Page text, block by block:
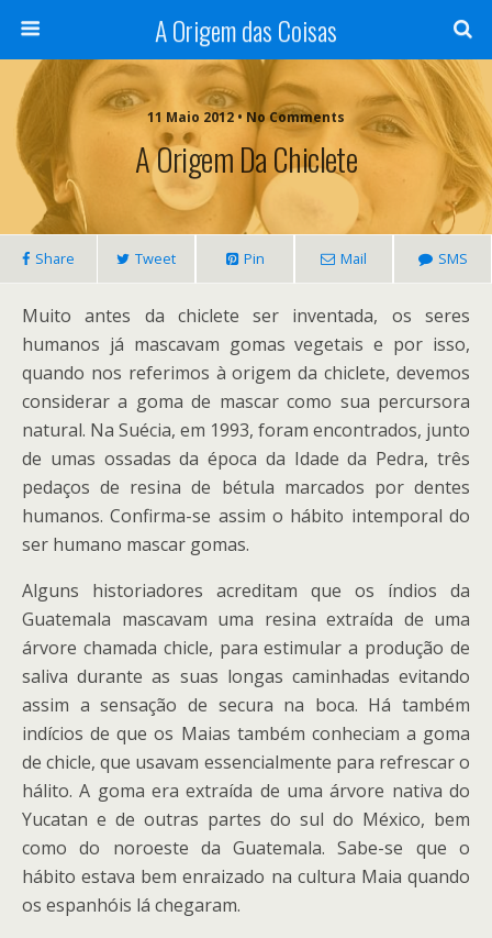
A Origem das Coisas
11 Maio 2012 • No Comments
A Origem Da Chiclete
Share Tweet Pin Mail SMS
Muito antes da chiclete ser inventada, os seres
humanos já mascavam gomas vegetais e por isso,
quando nos referimos à origem da chiclete, devemos
considerar a goma de mascar como sua percursora
natural. Na Suécia, em 1993, foram encontrados, junto
de umas ossadas da época da Idade da Pedra, três
pedaços de resina de bétula marcados por dentes
humanos. Confirma-se assim o hábito intemporal do
ser humano mascar gomas.
Alguns historiadores acreditam que os índios da
Guatemala mascavam uma resina extraída de uma
árvore chamada chicle, para estimular a produção de
saliva durante as suas longas caminhadas evitando
assim a sensação de secura na boca. Há também
indícios de que os Maias também conheciam a goma
de chicle, que usavam essencialmente para refrescar o
hálito. A goma era extraída de uma árvore nativa do
Yucatan e de outras partes do sul do México, bem
como do noroeste da Guatemala. Sabe-se que o
hábito estava bem enraizado na cultura Maia quando
os espanhóis lá chegaram.